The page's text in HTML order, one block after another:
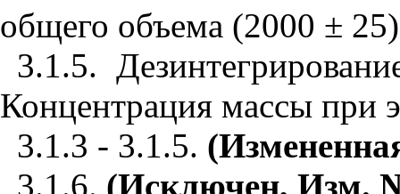
общего объема (2000 ±
3.1.5.
Концентрация массы при
3.1.3 - 3.1.5.
3.1.6. (Исключен, Изм.